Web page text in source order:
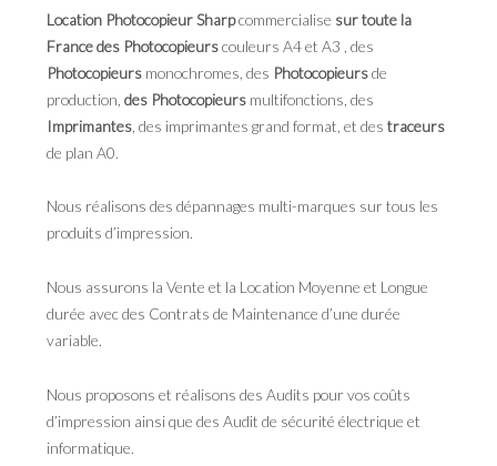
Location Photocopieur Sharpcommercialise sur toute la
France des Photocopieurscouleurs A4 et A3 , des
Photocopieurs monochromes, des Photocopieursde
production, des Photocopieurs multifonctions, des
Imprimantes , des imprimantes grand format, et des traceurs
de plan A0.
Nous réalisons des dépannages multi-marques sur tous les
produits d’impression.
Nous assurons la Vente et la Location Moyenne et Longue
durée avec des Contrats de Maintenance d’une durée
variable.
Nous proposons et réalisons des Audits pour vos coûts
d’impression ainsi que des Audit de sécurité électrique et
informatique.